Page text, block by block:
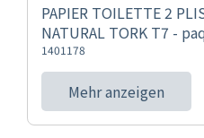
PAPIER TOILETTE 2
NATURAL TORK T7 -
1401178
Mehr anzeigen